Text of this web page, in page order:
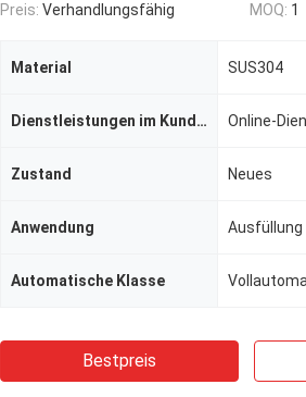
Preis: Verhandlungsfähig MOQ: 1
Material SUS304
Dienstleistungen im Kundendienst Online-
Zustand Neues
Anwendung Ausfüllung
Automatische Klasse
Bestpreis